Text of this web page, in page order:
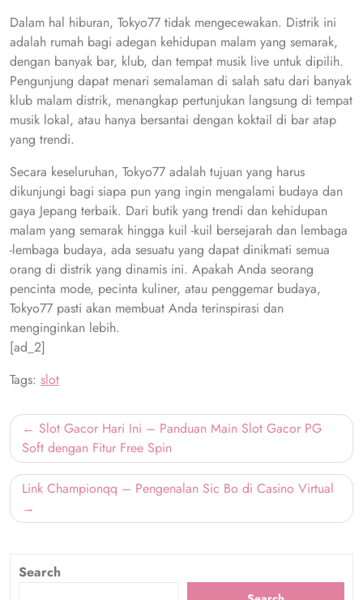
Dalam hal hiburan, Tokyo77 tidak mengecewakan. Distrik ini
adalah rumah bagi adegan kehidupan malam yang semarak,
dengan banyak bar, klub, dan tempat musik live untuk dipilih.
Pengunjung dapat menari semalaman di salah satu dari banyak
klub malam distrik, menangkap pertunjukan langsung di tempat
musik lokal, atau hanya bersantai dengan koktail di bar atap
yang trendi.
Secara keseluruhan, Tokyo77 adalah tujuan yang harus
dikunjungi bagi siapa pun yang ingin mengalami budaya dan
gaya Jepang terbaik. Dari butik yang trendi dan kehidupan
malam yang semarak hingga kuil -kuil bersejarah dan lembaga
-lembaga budaya, ada sesuatu yang dapat dinikmati semua
orang di distrik yang dinamis ini. Apakah Anda seorang
pencinta mode, pecinta kuliner, atau penggemar budaya,
Tokyo77 pasti akan membuat Anda terinspirasi dan
menginginkan lebih.
[ad_2]
Tags: slot
Post
navigation
Slot Gacor Hari Ini – Panduan Main Slot Gacor PG
Soft dengan Fitur Free Spin
Link Championqq – Pengenalan Sic Bo di Casino Virtual
Search